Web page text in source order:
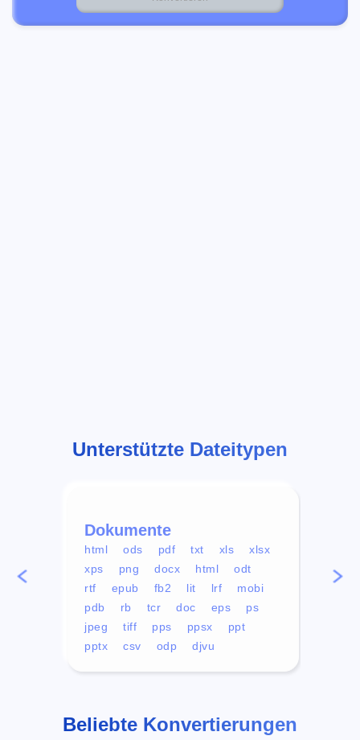
Unterstützte Dateitypen
Dokumente
html ods pdf txt xls
xlsx
xps
png docx html
odt
rtf
epub fb2 lit lrf
mobi
pdb
rb tcr doc eps
ps
jpeg
tiff pps ppsx
ppt
pptx
csv odp djvu
mp4
Beliebte Konvertierungen